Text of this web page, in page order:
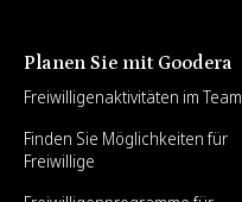
Planen Sie mit Goodera
Freiwilligenaktivitäten im Team
Finden Sie Möglichkeiten für
Freiwillige